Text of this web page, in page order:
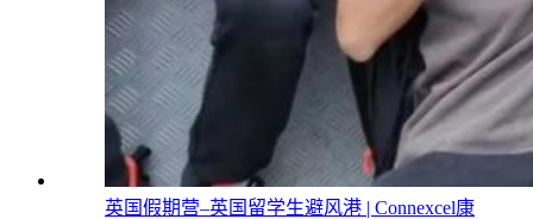
英国假期营–英国留学生避风港 | Connexcel康